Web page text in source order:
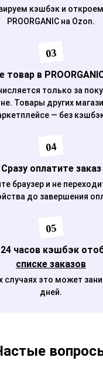
кэшбэк и
PROORGANIC на Ozon.
03
товар в
только за
Товары других
— без
04
Сразу оплатите заказ
браузер и не
до завершения
05
24 часов кэшбэк
списке заказов
случаях это может
дней.